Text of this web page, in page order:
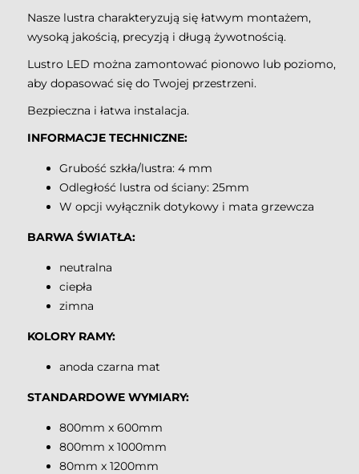
Nasze lustra charakteryzują się łatwym montażem,
wysoką jakością, precyzją i długą żywotnością.
Lustro LED można zamontować pionowo lub poziomo,
aby dopasować się do Twojej przestrzeni.
Bezpieczna i łatwa instalacja.
INFORMACJE TECHNICZNE:
Grubość szkła/lustra: 4 mm
Odległość lustra od ściany: 25mm
W opcji wyłącznik dotykowy i mata grzewcza
BARWA ŚWIATŁA:
neutralna
ciepła
zimna
KOLORY RAMY:
anoda czarna mat
STANDARDOWE WYMIARY:
800mm x 600mm
800mm x 1000mm
80mm x 1200mm